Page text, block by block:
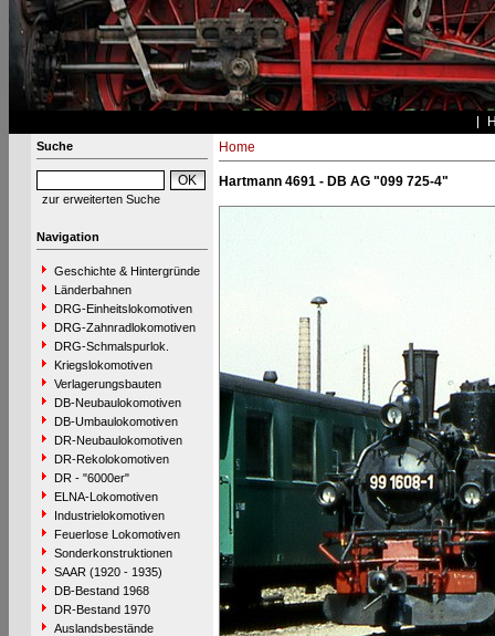
Suche
zur erweiterten Suche
Navigation
Geschichte & Hintergründe
Länderbahnen
DRG-Einheitslokomotiven
DRG-Zahnradlokomotiven
DRG-Schmalspurlok.
Kriegslokomotiven
Verlagerungsbauten
DB-Neubaulokomotiven
DB-Umbaulokomotiven
DR-Neubaulokomotiven
DR-Rekolokomotiven
DR - "6000er"
ELNA-Lokomotiven
Industrielokomotiven
Feuerlose Lokomotiven
Sonderkonstruktionen
SAAR (1920 - 1935)
DB-Bestand 1968
DR-Bestand 1970
Auslandsbestände
Home
Hartmann 4691 - DB AG "099 725-4"